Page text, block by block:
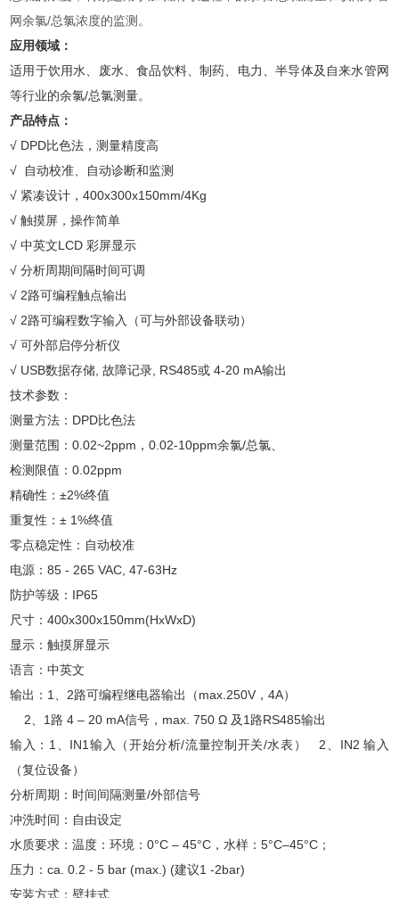
网余氯/总氯浓度的监测。
应用领域：
适用于饮用水、废水、食品饮料、制药、电力、半导体及自来水管网
等行业的余氯/总氯测量。
产品特点：
√ DPD比色法，测量精度高
√ 自动校准、自动诊断和监测
√ 紧凑设计，400x300x150mm/4Kg
√ 触摸屏，操作简单
√ 中英文LCD 彩屏显示
√ 分析周期间隔时间可调
√ 2路可编程触点输出
√ 2路可编程数字输入（可与外部设备联动）
√ 可外部启停分析仪
√ USB数据存储, 故障记录, RS485或 4-20 mA输出
技术参数：
测量方法：DPD比色法
测量范围：0.02~2ppm，0.02-10ppm余氯/总氯、
检测限值：0.02ppm
精确性：±2%终值
重复性：± 1%终值
零点稳定性：自动校准
电源：85 - 265 VAC, 47-63Hz
防护等级：IP65
尺寸：400x300x150mm(HxWxD)
显示：触摸屏显示
语言：中英文
输出：1、2路可编程继电器输出（max.250V，4A）
2、1路 4 – 20 mA信号，max. 750 Ω 及1路RS485输出
输入：1、IN1输入（开始分析/流量控制开关/水表） 2、IN2 输入
（复位设备）
分析周期：时间间隔测量/外部信号
冲洗时间：自由设定
水质要求：温度：环境：0°C – 45°C，水样：5°C–45°C；
压力：ca. 0.2 - 5 bar (max.) (建议1 -2bar)
安装方式：壁挂式